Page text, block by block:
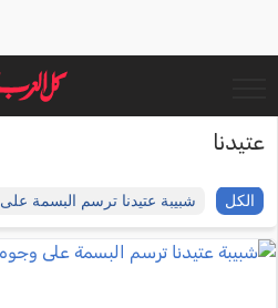
عتيدنا
الكل شبيبة عتيدنا ترسم البسمة